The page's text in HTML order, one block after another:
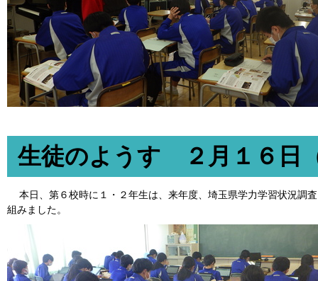
生徒のようす ２月１６日
本日、第６校時に１・２年生は、来年度、埼玉県学力学習状況調
組みました。